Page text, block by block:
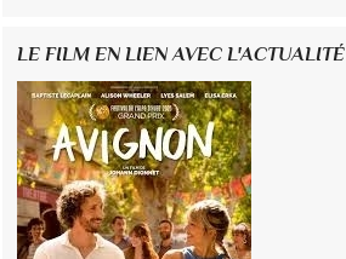
LE FILM EN LIEN AVEC L'ACTUALITÉ